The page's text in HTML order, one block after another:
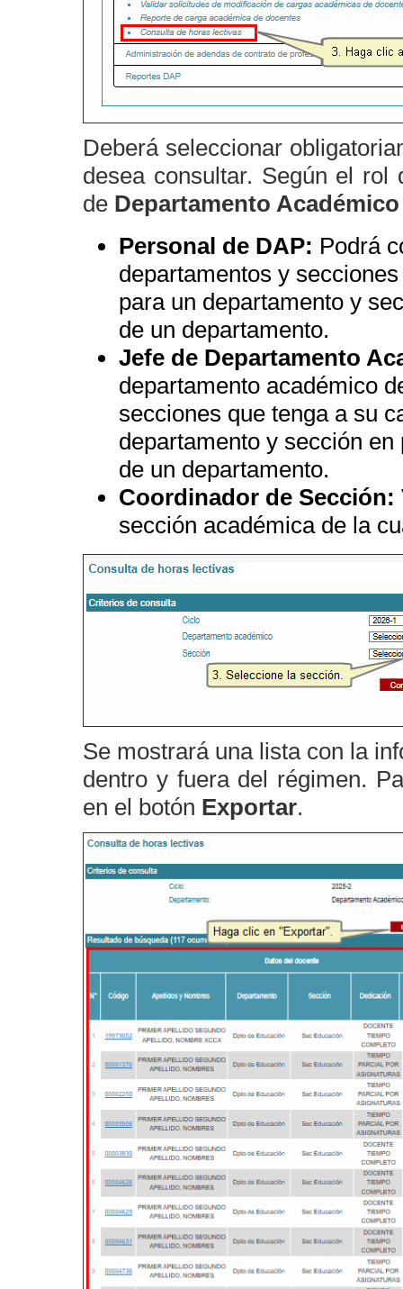
Deberá seleccionar
desea consultar. Según el
de Departamento
Personal de DAP: Podrá
departamentos y
para un departamento y
de un departamento.
Jefe de Departamento
departamento académico
secciones que tenga a su
departamento y sección
de un departamento.
Coordinador de Sección:
sección académica de la
Se mostrará una lista con la
dentro y fuera del régimen.
en el botón Exportar.